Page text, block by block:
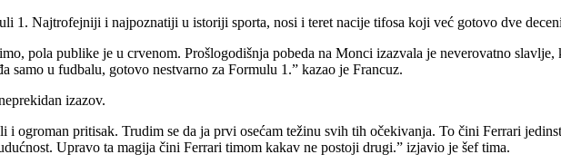
1. Najtrofejniji i najpoznatiji u istoriji sporta, nosi i teret nacije tifosa koji već gotovo dve
pola publike je u crvenom. Prošlogodišnja pobeda na Monci izazvala je neverovatno
samo u fudbalu, gotovo nestvarno za Formulu 1.” kazao je Francuz.
izazov.
i ogroman pritisak. Trudim se da ja prvi osećam težinu svih tih očekivanja. To čini Ferrari
Upravo ta magija čini Ferrari timom kakav ne postoji drugi.” izjavio je šef tima.